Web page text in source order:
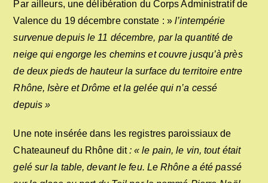
Par ailleurs, une délibération du Corps Administratif de
Valence du 19 décembre constate : »l’intempérie
survenue depuis le 11 décembre, par la quantité de
neige qui engorge les chemins et couvre jusqu’à près
de deux pieds de hauteur la surface du territoire entre
Rhône, Isère et Drôme et la gelée qui n’a cessé
depuis »
Une note insérée dans les registres paroissiaux de
Chateauneuf du Rhône dit: « le pain, le vin, tout était
gelé sur la table, devant le feu. Le Rhône a été passé